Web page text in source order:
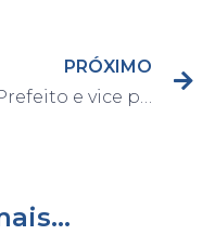
PRÓXIMO
Prefeito e vice participam de reunião do Consórcio para compra de vacinas